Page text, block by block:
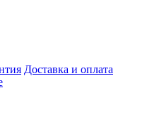
Доставка и оплата